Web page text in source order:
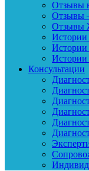
Отзывы
Отзывы
Отзывы
Истории
Истории
Истории
Консультации